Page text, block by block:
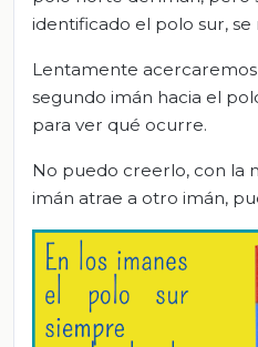
identificado el polo sur,
Lentamente
segundo imán hacia el
para ver qué ocurre.
No puedo creerlo, con la
imán atrae a otro imán,